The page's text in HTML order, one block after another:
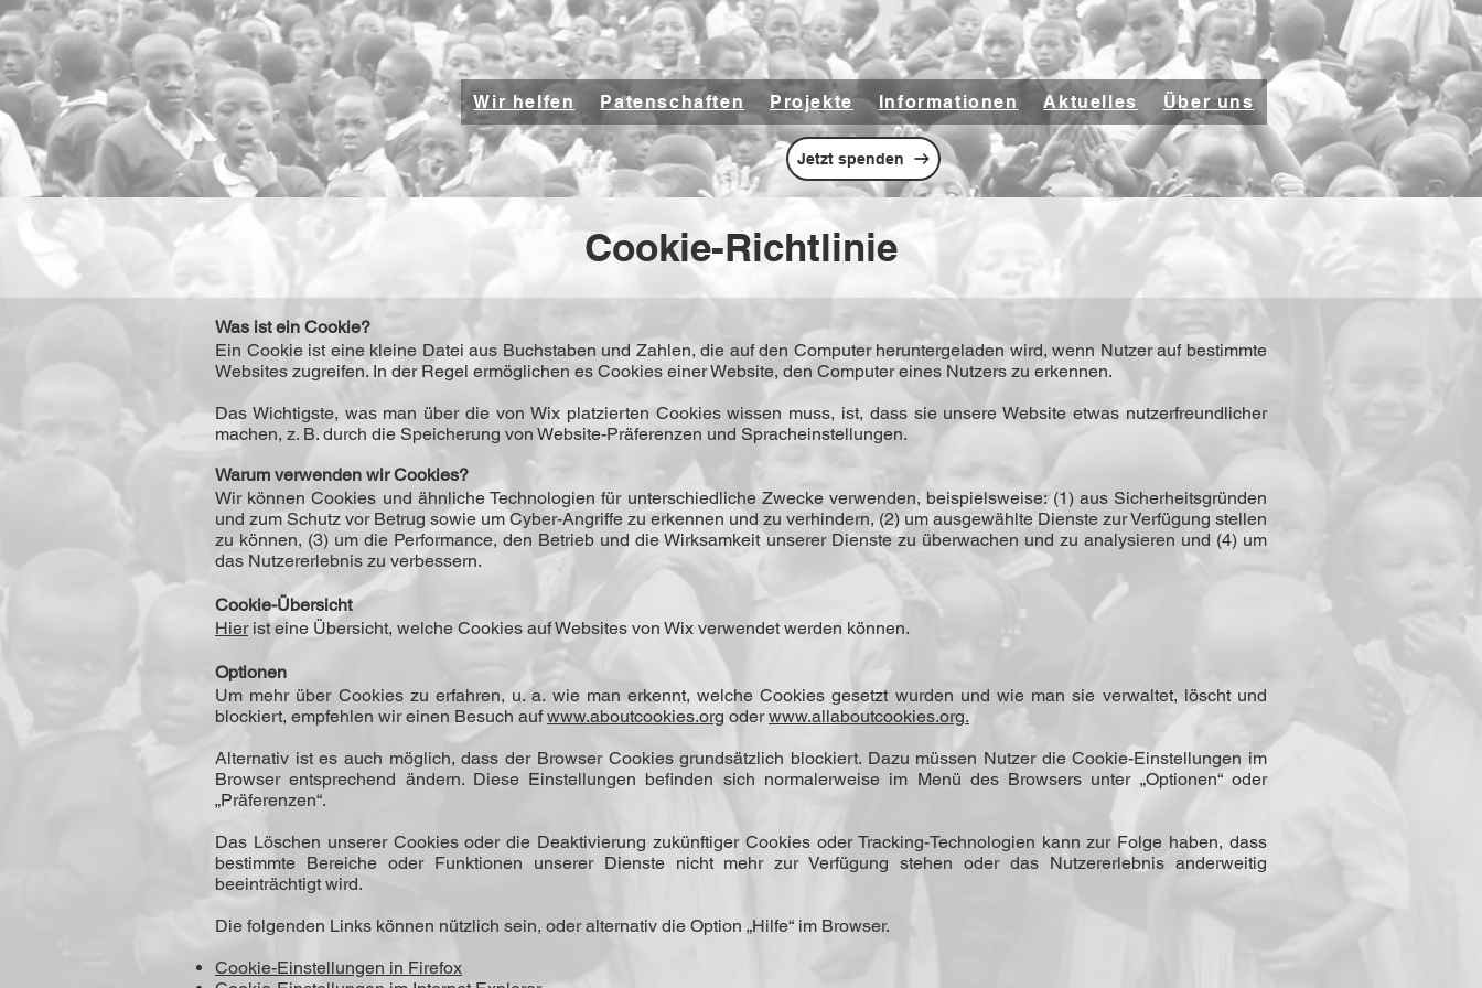
Wir helfen Patenschaften Projekte Informationen Aktuelles Über uns
Jetzt spenden
Cookie-Richtlinie
Was ist ein Cookie?
Ein Cookie ist eine kleine Datei aus Buchstaben und Zahlen, die auf den Computer heruntergeladen wird, wenn Nutzer auf bestimmte
Websites zugreifen. In der Regel ermöglichen es Cookies einer Website, den Computer eines Nutzers zu erkennen.
Das Wichtigste, was man über die von Wix platzierten Cookies wissen muss, ist, dass sie unsere Website etwas nutzerfreundlicher
machen, z. B. durch die Speicherung von Website-Präferenzen und Sprachein­stel­lungen.
Warum verwenden wir Cookies?
Wir können Cookies und ähnliche Technologien für unterschiedliche Zwecke verwenden, beispielsweise: (1) aus Sicher­heits­gründen
und zum Schutz vor Betrug sowie um Cyber-Angriffe zu erkennen und zu verhindern, (2) um ausgewählte Dienste zur Verfügung stellen
zu können, (3) um die Performance, den Betrieb und die Wirksamkeit unserer Dienste zu überwachen und zu analysieren und (4) um
das Nut­zererlebnis zu verbessern.
Cookie-Übersicht
Hierist eine Übersicht, welche Cookies auf Websites von Wix verwendet werden können.
Optionen
Um mehr über Cookies zu erfahren, u. a. wie man erkennt, welche Cookies gesetzt wurden und wie man sie verwaltet, löscht und
blockiert, empfehlen wir einen Besuch aufwww.aboutcookies.org oderwww.allaboutcookies.org.
Alternativ ist es auch möglich, dass der Browser Cookies grundsätzlich blockiert. Dazu müssen Nutzer die Cookie-Einstellungen im
Browser entsprechend ändern. Diese Einstellungen befinden sich normalerweise im Menü des Browsers unter „Optionen“ oder
„Präferenzen“.
Das Löschen unserer Cookies oder die Deaktivierung zukünftiger Cookies oder Tracking-Technologien kann zur Folge haben, dass
bestimmte Bereiche oder Funktionen unserer Dienste nicht mehr zur Verfügung stehen oder das Nutzererlebnis anderweitig
beeinträchtigt wird.
Die folgenden Links können nützlich sein, oder alternativ die Option „Hilfe“ im Browser.
Cookie-Einstellungen in Firefox